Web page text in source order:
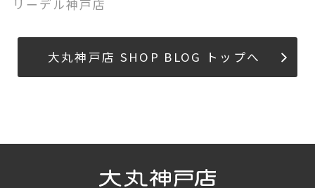
リーデル神戸店
大丸神戸店 SHOP BLOG トップへ